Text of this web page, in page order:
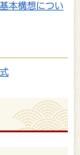
本構想につい